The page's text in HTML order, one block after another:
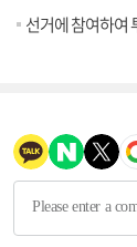
선거에 참여하여